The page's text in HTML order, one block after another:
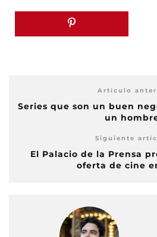
Artículo
Series que son un buen
un
Siguiente
El Palacio de la Prensa
oferta de cine